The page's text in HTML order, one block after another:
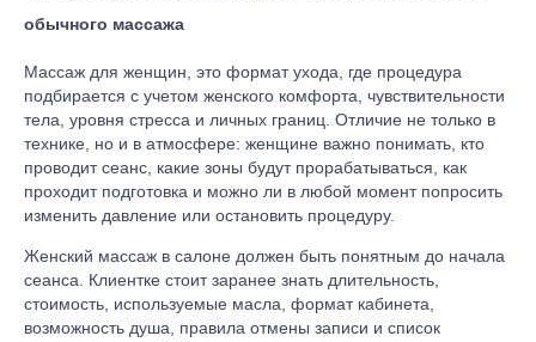
обычного массажа
Массаж для женщин, это формат ухода, где процедура
подбирается с учетом женского комфорта, чувствительности
тела, уровня стресса и личных границ. Отличие не только в
технике, но и в атмосфере: женщине важно понимать, кто
проводит сеанс, какие зоны будут прорабатываться, как
проходит подготовка и можно ли в любой момент попросить
изменить давление или остановить процедуру.
Женский массаж в салоне должен быть понятным до начала
сеанса. Клиентке стоит заранее знать длительность,
стоимость, используемые масла, формат кабинета,
возможность душа, правила отмены записи и список